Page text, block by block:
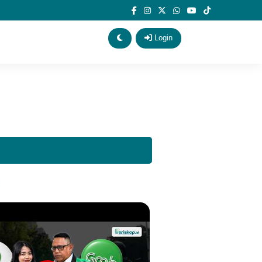
Login